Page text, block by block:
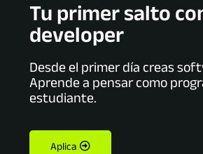
Tu primer salto
developer
Desde el primer día creas
Aprende a pensar como
estudiante.
Aplica